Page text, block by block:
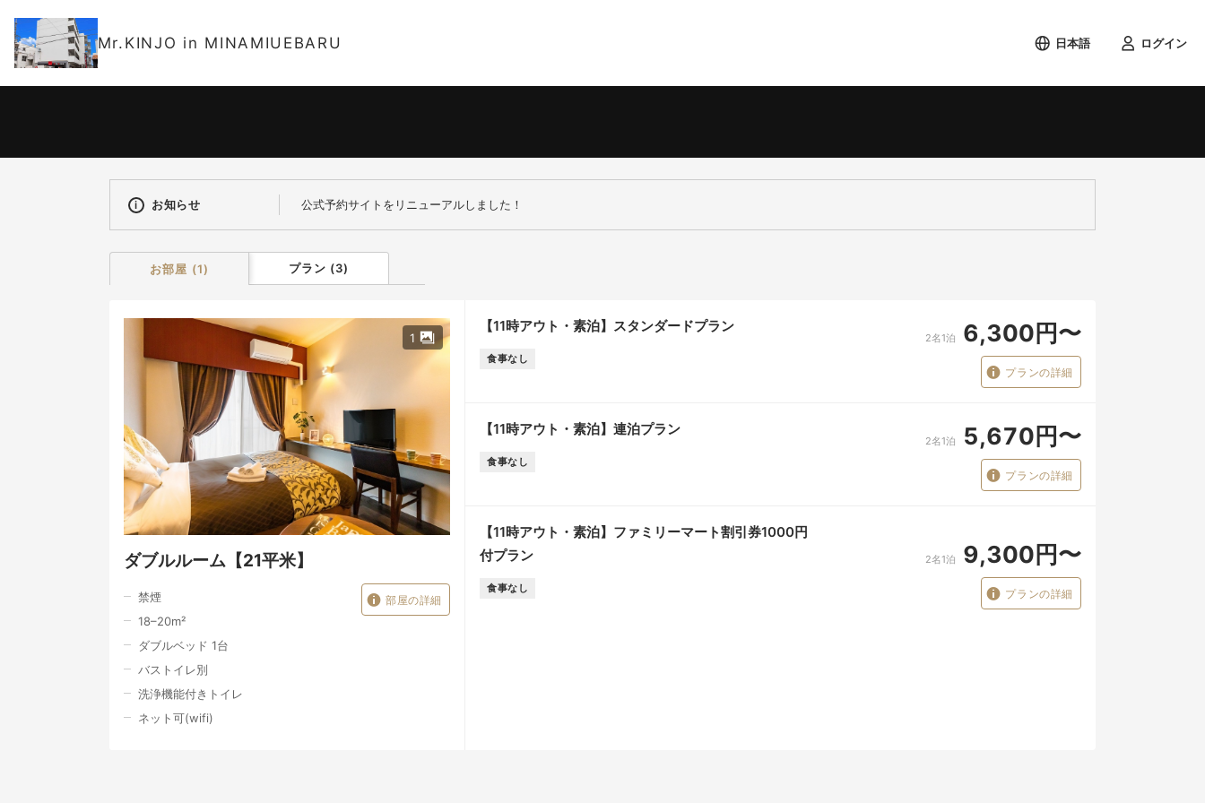
Mr.KINJO in MINAMIUEBARU 日本語 ログイン
お知らせ 公式予約サイトをリニューアルしました！
お部屋 (1) プラン (3)
1
ダブルルーム【21平米】
禁煙
18–20m²
ダブルベッド 1台
バストイレ別
洗浄機能付きトイレ
ネット可(wifi)
部屋の詳細
【11時アウト・素泊】スタンダードプラン
食事なし
2名1泊 6,300円〜
プランの詳細
【11時アウト・素泊】連泊プラン
食事なし
2名1泊 5,670円〜
プランの詳細
【11時アウト・素泊】ファミリーマート割引券1000円
付プラン
食事なし
2名1泊 9,300円〜
プランの詳細